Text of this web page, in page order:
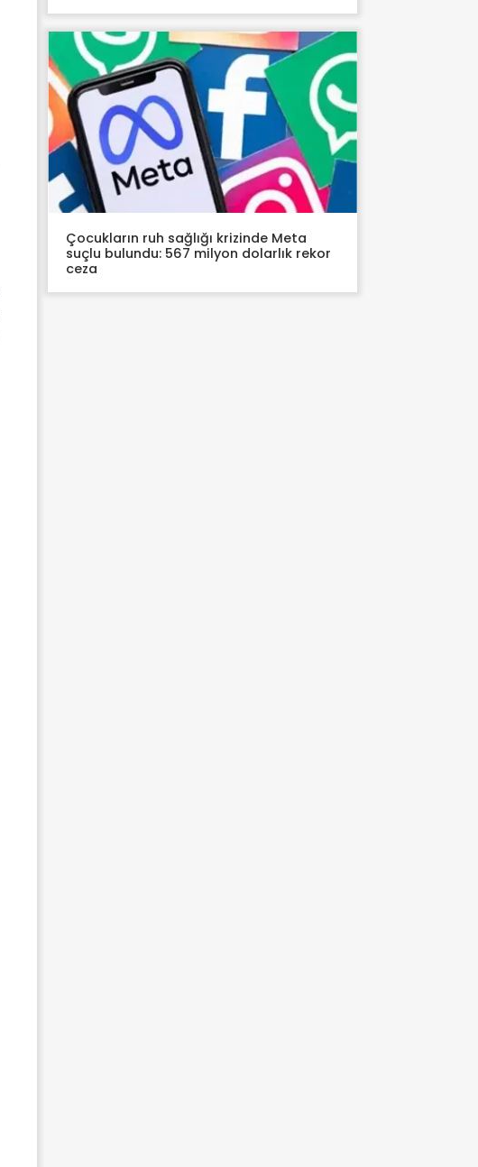
Çocukların ruh sağlığı krizinde Meta
suçlu bulundu: 567 milyon dolarlık rekor
ceza